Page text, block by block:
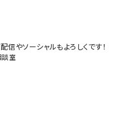
やソーシャルもよろしくです！
談室